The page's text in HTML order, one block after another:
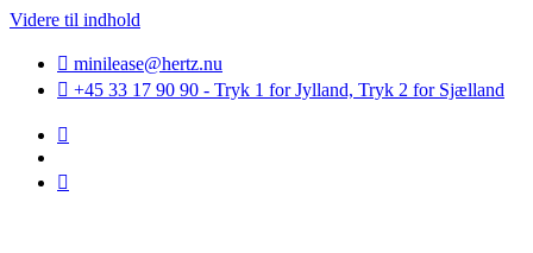
Videre til indhold
minilease@hertz.nu
+45 33 17 90 90 - Tryk 1 for Jylland, Tryk 2 for Sjælland